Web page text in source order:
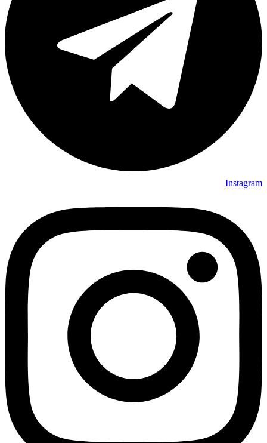
Instagram